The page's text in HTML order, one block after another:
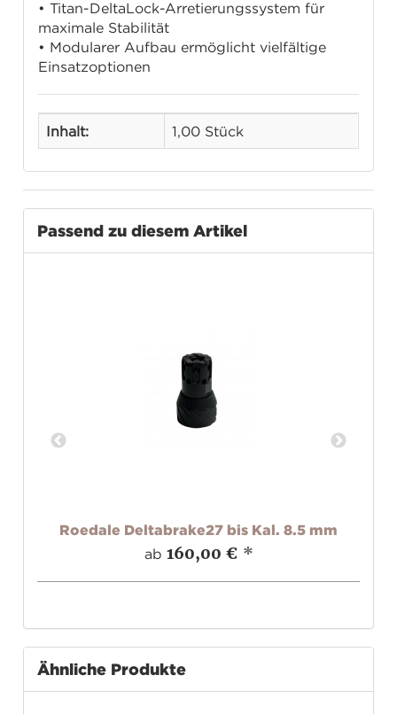
• Titan-DeltaLock-Arretierungssystem für
maximale Stabilität
• Modularer Aufbau ermöglicht vielfältige
Einsatzoptionen
Inhalt: 1,00 Stück
Passend zu diesem Artikel
Roedale Deltabrake27 bis Kal. 8.5 mm
ab 160,00 € *
Ähnliche Produkte